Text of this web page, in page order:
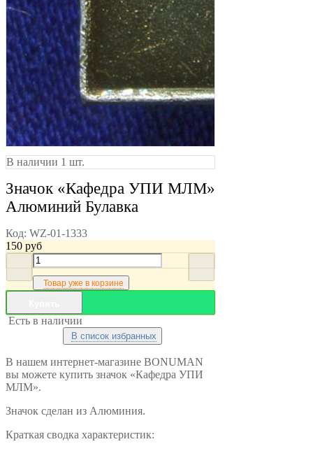
В наличии 1 шт.
Значок «Кафедра УПИ МЛМ»
Алюминий Булавка
Код: WZ-01-1333
150 руб
Товар уже в корзине
Есть в наличии
В список избранных
В нашем интернет-магазине BONUMAN
вы можете купить значок «Кафедра УПИ
МЛМ».
Значок сделан из Алюминия.
Краткая сводка характеристик: